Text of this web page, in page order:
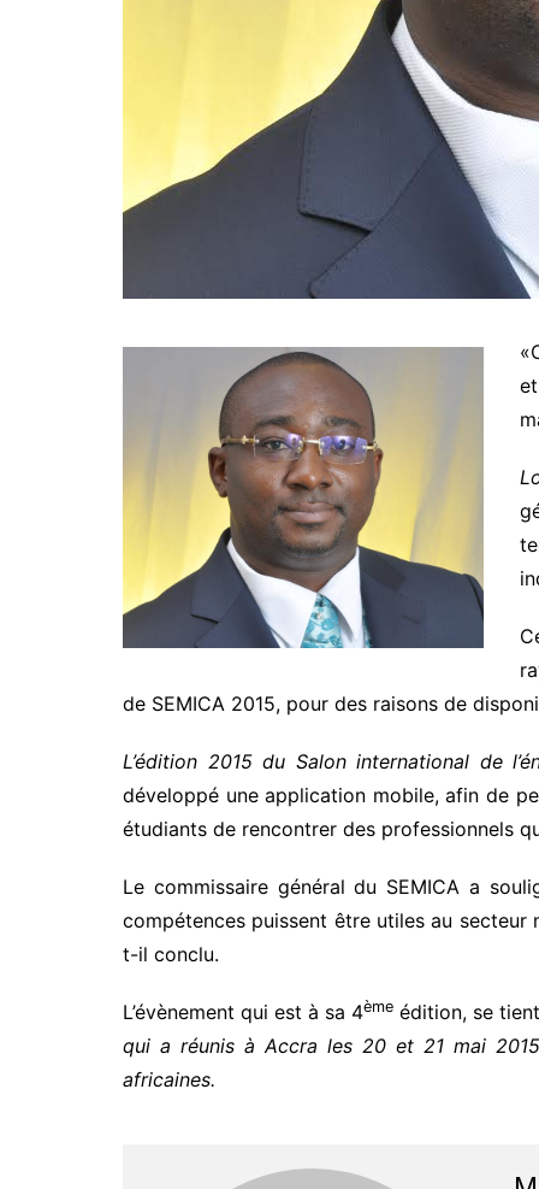
de SEMICA 2015, pour des raisons de
L’édition 2015 du Salon international de
développé une application mobile, afin de
étudiants de rencontrer des professionnels
Le commissaire général du SEMICA a
compétences puissent être utiles au secteur
t-il conclu.
L’évènement qui est à sa 4ème édition, se
qui a réunis à Accra les 20 et 21 mai
africaines.